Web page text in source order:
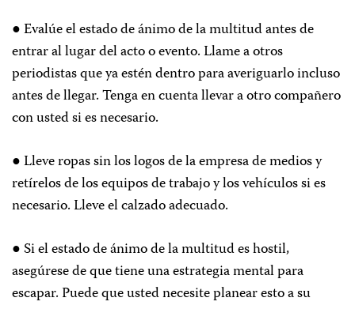
● Evalúe el estado de ánimo de la multitud antes de
entrar al lugar del acto o evento. Llame a otros
periodistas que ya estén dentro para averiguarlo incluso
antes de llegar. Tenga en cuenta llevar a otro compañero
con usted si es necesario.
● Lleve ropas sin los logos de la empresa de medios y
retírelos de los equipos de trabajo y los vehículos si es
necesario. Lleve el calzado adecuado.
● Si el estado de ánimo de la multitud es hostil,
asegúrese de que tiene una estrategia mental para
escapar. Puede que usted necesite planear esto a su